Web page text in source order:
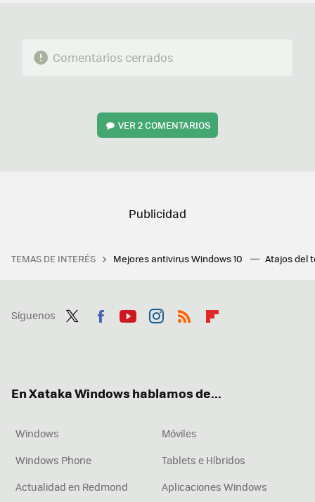
Comentarios cerrados
VER2 COMENTARIOS
TEMAS DE INTERÉS Mejores antivirus Windows 10 Atajos del
Síguenos
En Xataka Windows hablamos de...
Windows
Móviles
Windows Phone
Tablets e Híbridos
Actualidad en Redmond
Aplicaciones Windows